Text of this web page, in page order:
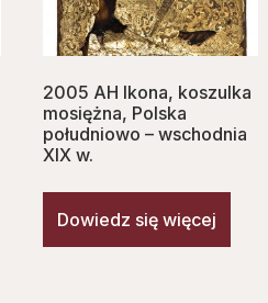
2005 AH Ikona, koszulka
mosiężna, Polska
południowo – wschodnia
XIX w.
Dowiedz się więcej